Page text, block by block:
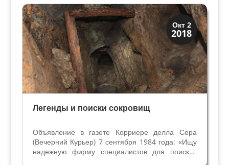
Монтефиоре. Крепость Градара была...
Окт 2
2018
Праздники и легенды
Традиции
Легенды и поиски сокровищ
Объявление в газете Корриере делла Сера
(Вечерний Курьер) 7 сентября 1984 года: «Ищу
надежную фирму специалистов для поисков